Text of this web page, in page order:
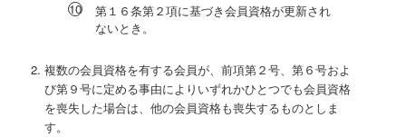
第１６条第２項に基づき会員資格が更新され
ないとき。
複数の会員資格を有する会員が、前項第２号、第６号およ
び第９号に定める事由によりいずれかひとつでも会員資格
を喪失した場合は、他の会員資格も喪失するものとしま
す。